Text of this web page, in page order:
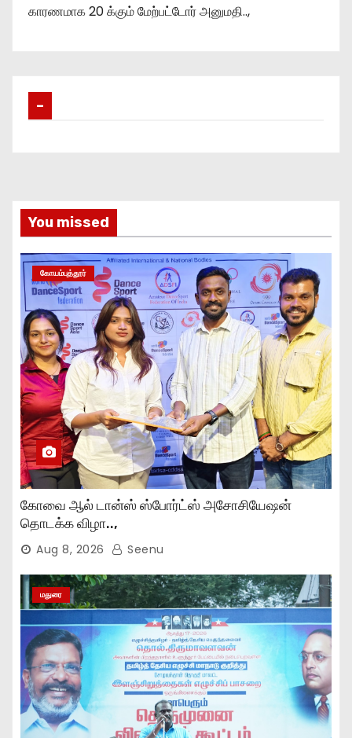
காரணமாக 20 க்கும் மேற்பட்டோர் அனுமதி..,
–
You missed
கோயம்புத்தூர்
கோவை ஆல் டான்ஸ் ஸ்போர்ட்ஸ் அசோசியேஷன்
தொடக்க விழா..,
Aug 8, 2026 Seenu
மதுரை